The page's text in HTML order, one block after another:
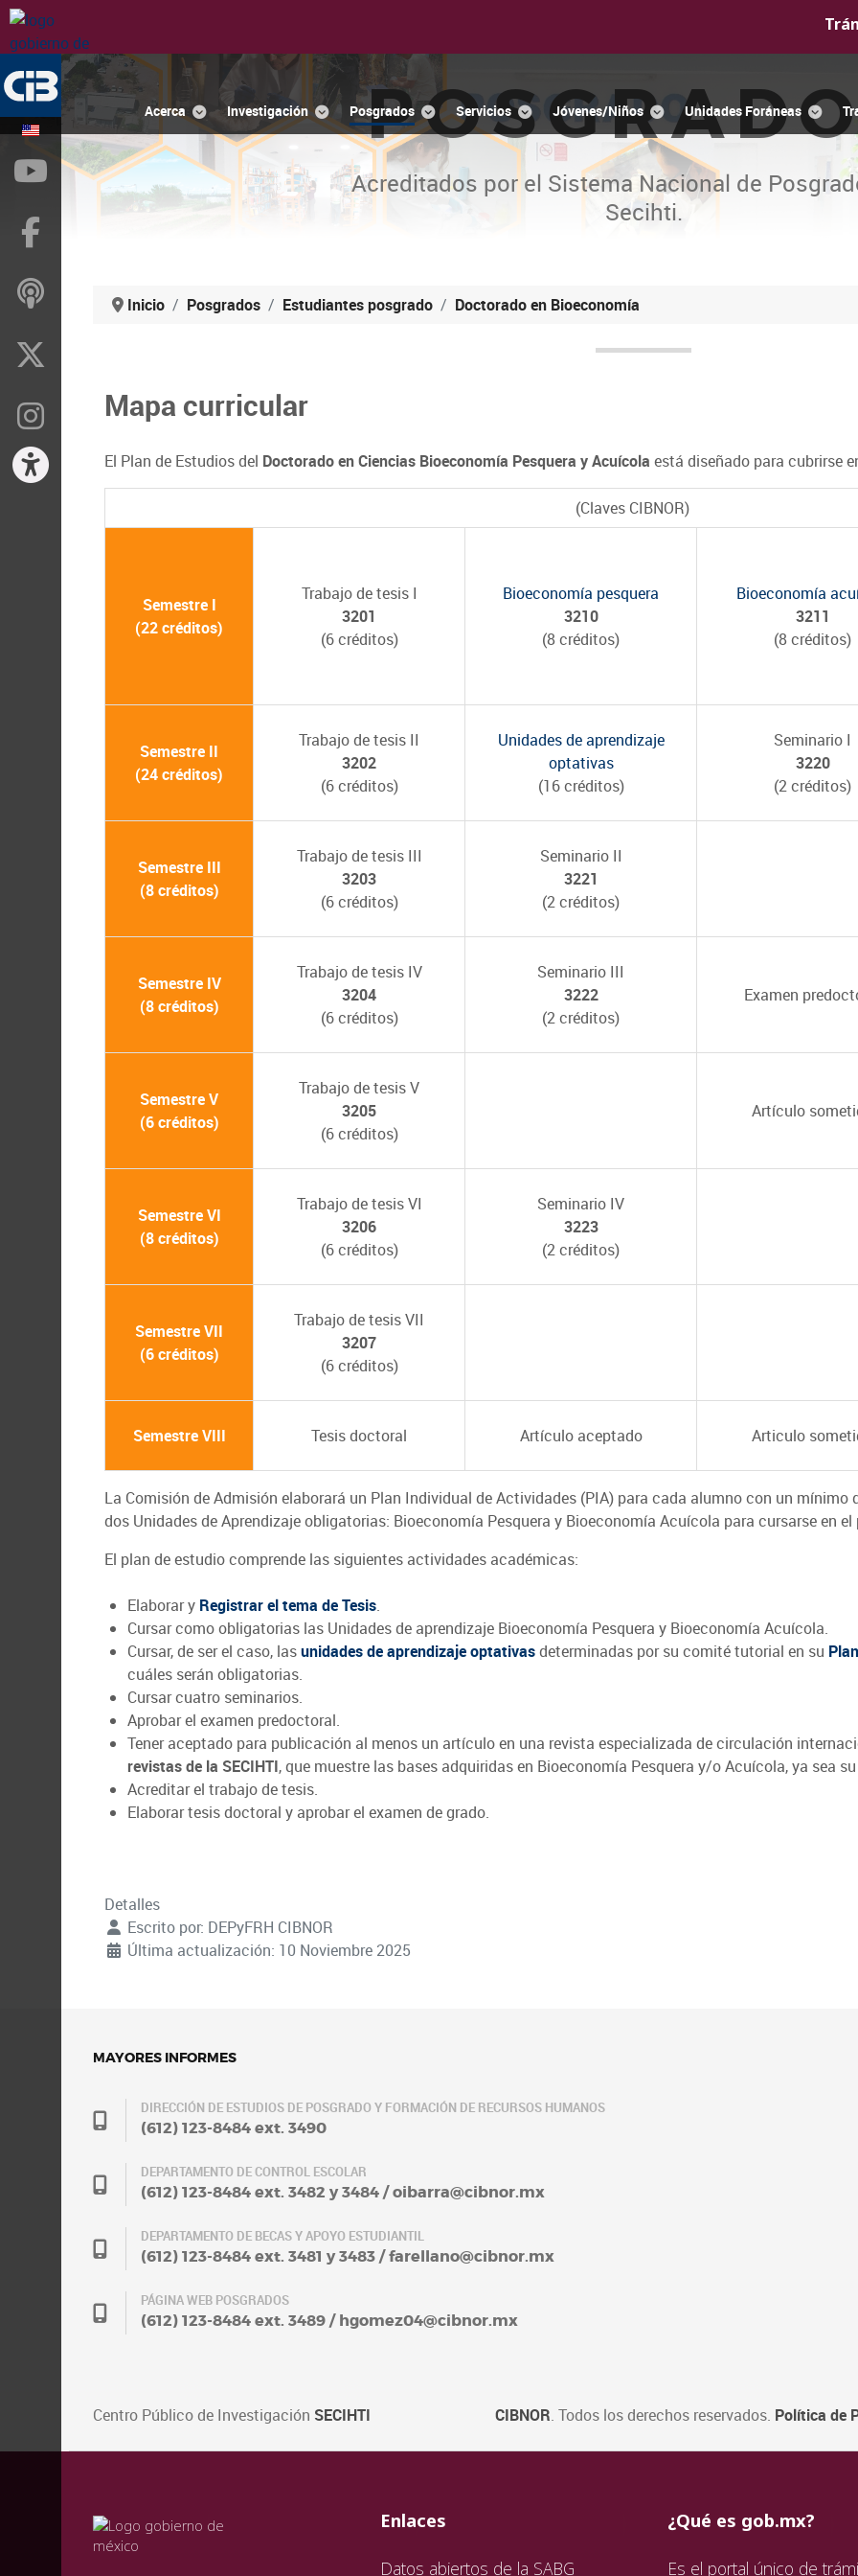
Acerca Investigación Posgrados Servicios Jóvenes/Niños Unidades Foráneas
Acreditados por el Sistema Nacional de
Secihti.
Inicio Posgrados Estudiantes posgrado Doctorado en Bioeconomía
Mapa curricular
El Plan de Estudios del Doctorado en Ciencias Bioeconomía Pesquera y Acuícola está diseñado para cubrirse
(Claves CIBNOR)
Semestre I
(22 créditos)
Trabajo de tesis I
3201
(6 créditos)
Bioeconomía pesquera
3210
(8 créditos)
Bioeconomía
3211
(8 créditos)
Semestre II
(24 créditos)
Trabajo de tesis II
3202
(6 créditos)
Unidades de aprendizaje
optativas
(16 créditos)
Seminario I
3220
(2 créditos)
Semestre III
(8 créditos)
Trabajo de tesis III
3203
(6 créditos)
Seminario II
3221
(2 créditos)
Semestre IV
(8 créditos)
Trabajo de tesis IV
3204
(6 créditos)
Seminario III
3222
(2 créditos)
Examen
Semestre V
(6 créditos)
Trabajo de tesis V
3205
(6 créditos)
Artículo
Semestre VI
(8 créditos)
Trabajo de tesis VI
3206
(6 créditos)
Seminario IV
3223
(2 créditos)
Semestre VII
(6 créditos)
Trabajo de tesis VII
3207
(6 créditos)
Semestre VIII Tesis doctoral Artículo aceptado Articulo
La Comisión de Admisión elaborará un Plan Individual de Actividades (PIA) para cada alumno con un mínimo
dos Unidades de Aprendizaje obligatorias: Bioeconomía Pesquera y Bioeconomía Acuícola para cursarse en el
El plan de estudio comprende las siguientes actividades académicas:
Elaborar y Registrar el tema de Tesis.
Cursar como obligatorias las Unidades de aprendizaje Bioeconomía Pesquera y Bioeconomía Acuícola.
Cursar, de ser el caso, lasunidades de aprendizaje optativasdeterminadas por su comité tutorial en su
cuáles serán obligatorias.
Cursar cuatro seminarios.
Aprobar el examen predoctoral.
Tener aceptado para publicación al menos un artículo en una revista especializada de circulación
revistas de la SECIHTI, que muestre las bases adquiridas en Bioeconomía Pesquera y/o Acuícola, ya sea
Acreditar el trabajo de tesis.
Elaborar tesis doctoral y aprobar el examen de grado.
Detalles
Escrito por: DEPyFRH CIBNOR
Última actualización: 10 Noviembre 2025
MAYORES INFORMES
DIRECCIÓN DE ESTUDIOS DE POSGRADO Y FORMACIÓN DE RECURSOS HUMANOS
(612) 123-8484 ext. 3490
DEPARTAMENTO DE CONTROL ESCOLAR
(612) 123-8484 ext. 3482 y 3484 / oibarra@cibnor.mx
DEPARTAMENTO DE BECAS Y APOYO ESTUDIANTIL
(612) 123-8484 ext. 3481 y 3483 / farellano@cibnor.mx
PÁGINA WEB POSGRADOS
(612) 123-8484 ext. 3489 / hgomez04@cibnor.mx
Centro Público de Investigación SECIHTI CIBNOR. Todos los derechos reservados. Política de
valida
valida
valida
Enlaces
Datos abiertos de la SABG
¿Qué es gob.mx?
Es el portal único de
YouTube
ivoox
Instragram